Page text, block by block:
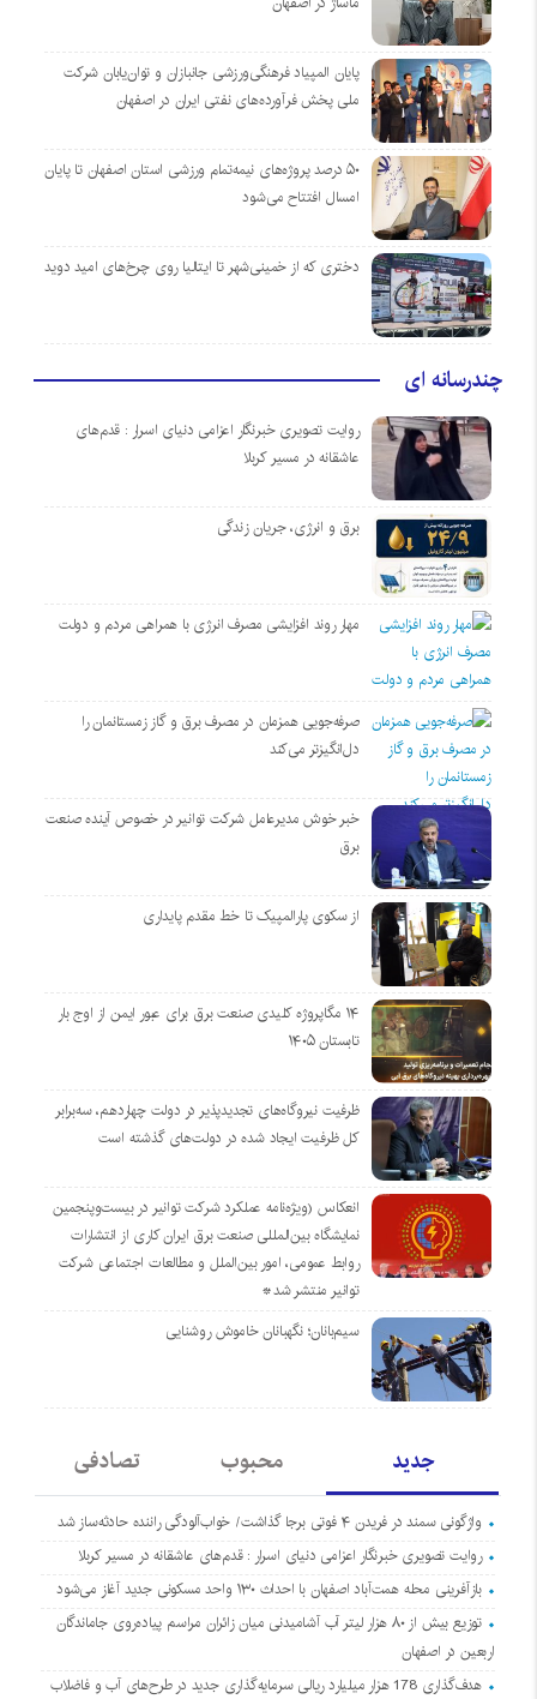
پایان المپیاد فرهنگی‌ورزشی جانبازان و توان‌یابان شرکت
ملی پخش فرآورده‌های نفتی ایران در اصفهان
۵۰ درصد پروژه‌های نیمه‌تمام ورزشی استان اصفهان تا پایان
امسال افتتاح می‌شود
دختری که از خمینی‌شهر تا ایتالیا روی چرخ‌های امید دوید
چندرسانه ای
روایت تصویری خبرنگار اعزامی دنیای اسرار : قدم‌های
عاشقانه در مسیر کربلا
برق و انرژی، جریان زندگی
مهار روند افزایشی مصرف انرژی با همراهی مردم و دولت
صرفه‌جویی همزمان در مصرف برق و گاز زمستانمان را
دل‌انگیزتر می‌کند
خبر خوش مدیرعامل شرکت توانیر در خصوص آینده صنعت
برق
از سکوی پارالمپیک تا خط مقدم پایداری
۱۴ مگاپروژه‌ کلیدی صنعت برق برای عبور ایمن از اوج بار
تابستان ۱۴۰۵
ظرفیت نیروگاه‌های تجدیدپذیر در دولت چهاردهم، سه‌برابر
کل ظرفیت ایجاد شده در دولت‌های گذشته است
انعکاس (ویژه‌نامه عملکرد شرکت توانیر در بیست‌وپنجمین
نمایشگاه بین‌المللی صنعت برق ایران کاری از انتشارات
روابط عمومی، امور بین‌الملل و مطالعات اجتماعی شرکت
توانیر منتشر شد*
سیم‌بانان؛ نگهبانان خاموش روشنایی
جدید محبوب تصادفی
واژگونی سمند در فریدن ۴ فوتی برجا گذاشت/ خواب‌آلودگی راننده حادثه‌ساز شد
روایت تصویری خبرنگار اعزامی دنیای اسرار : قدم‌های عاشقانه در مسیر کربلا
بازآفرینی محله همت‌آباد اصفهان با احداث ۱۳۰ واحد مسکونی جدید آغاز می‌شود
توزیع بیش از ۸۰ هزار لیتر آب آشامیدنی میان زائران مراسم پیاده‌روی جاماندگان
اربعین در اصفهان
هدف‌گذاری 178 هزار میلیارد ریالی سرمایه‌گذاری جدید در طرح‌های آب و فاضلاب